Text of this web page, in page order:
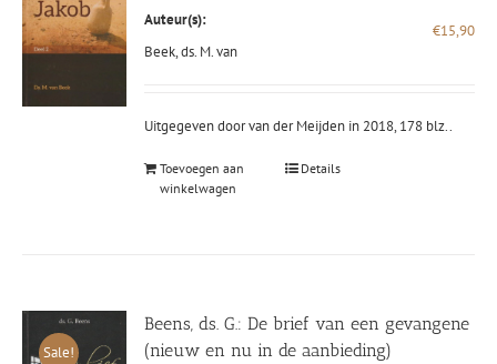
Auteur(s):
Beek, ds. M. van
€15,90
Uitgegeven door van der Meijden in 2018, 178 blz..
Toevoegen aan
winkelwagen
Details
Sale!
Beens, ds. G.: De brief van een gevangene
(nieuw en nu in de aanbieding)